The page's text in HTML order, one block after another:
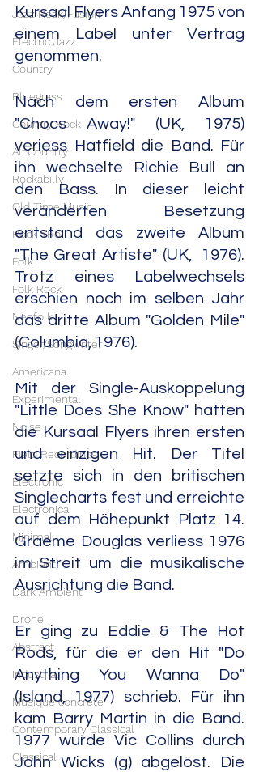
Jazz Rock/Fusion
Electric Jazz
Country
Bluegrass
Country Rock
Alt.Country
Rockabilly
Old Time Music
Rock'n'Roll
Folk
Folk Rock
Neofolk
Singer/Songwriter
Americana
Experimental
Noise
Field Recordings
Electronic
Electronica
Minimal
Ambient
Dark Ambient
Drone
Abstract
Industrial
Musique concrète
Contemporary Classical
Classical
Kursaal Flyers Anfang 1975 von
einem Label unter Vertrag
genommen.
Nach dem ersten Album
"Chocs Away!" (UK, 1975)
veriess Hatfield die Band. Für
ihn wechselte Richie Bull an
den Bass. In dieser leicht
veränderten Besetzung
entstand das zweite Album
"The Great Artiste" (UK,  1976).
Trotz eines Labelwechsels
erschien noch im selben Jahr
das dritte Album "Golden Mile"
(Columbia, 1976).
Mit der Single-Auskoppelung
"Little Does She Know" hatten
die Kursaal Flyers ihren ersten
und einzigen Hit. Der Titel
setzte sich in den britischen
Singlecharts fest und erreichte
auf dem Höhepunkt Platz 14.
Graeme Douglas verliess 1976
im Streit um die musikalische
Ausrichtung die Band.
Er ging zu Eddie & The Hot
Rods, für die er den Hit "Do
Anything You Wanna Do"
(Island, 1977) schrieb. Für ihn
kam Barry Martin in die Band.
1977 wurde Vic Collins durch
John Wicks (g) abgelöst. Die